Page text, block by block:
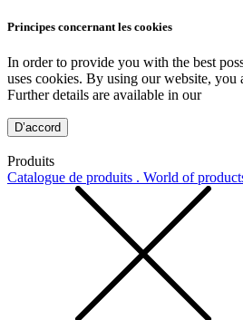
Principes concernant les cookies
In order to provide you with the best
uses cookies. By using our website, you
Further details are available in our
D’accord
Produits
Catalogue de produits . World of